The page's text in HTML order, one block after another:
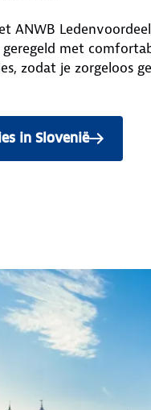
ANWB
geregeld met
zodat je zorgeloos
in Slovenië